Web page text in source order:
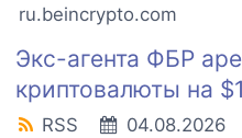
ru.beincrypto.com
Экс-агента ФБР
криптовалюты на
RSS 04.08.2026